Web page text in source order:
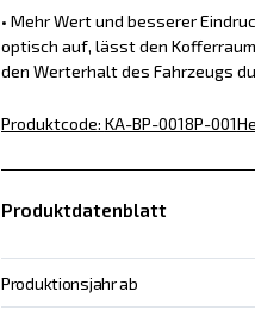
• Mehr Wert und besserer
optisch auf, lässt den
den Werterhalt des Fahrzeugs
Produktcode: KA-BP-0018P-001
Produktdatenblatt
Produktionsjahr ab